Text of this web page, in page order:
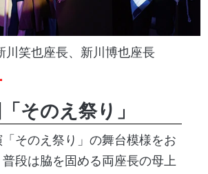
川笑也座長、新川博也座長
そのえ祭り」
そのえ祭り」の舞台模様をお
段は脇を固める両座長の母上